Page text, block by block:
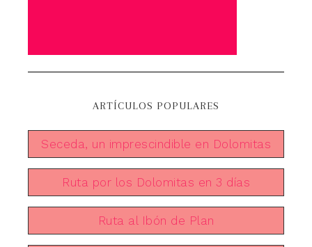
ARTÍCULOS POPULARES
Seceda, un imprescindible en Dolomitas
Ruta por los Dolomitas en 3 días
Ruta al Ibón de Plan